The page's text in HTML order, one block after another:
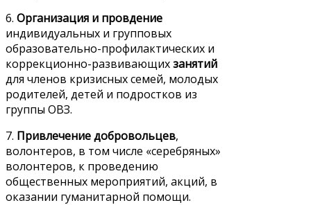
6. Организация и провдение
индивидуальных и групповых
образовательно-профилактических и
коррекционно-развивающихзанятий
для членов кризисных семей, молодых
родителей, детей и подростков из
группы ОВЗ.
7. Привлечение добровольцев,
волонтеров, в том числе «серебряных»
волонтеров, к проведению
общественных мероприятий, акций, в
оказании гуманитарной помощи.